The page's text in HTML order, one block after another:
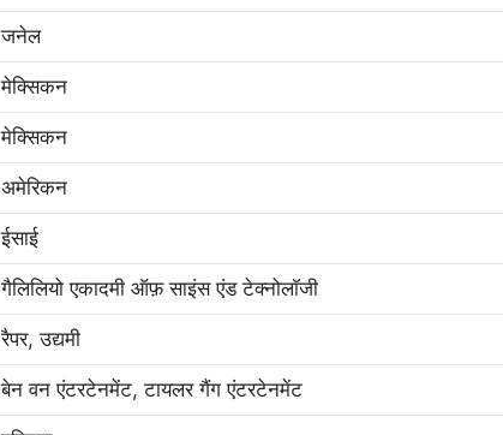
जनेल
मेक्सिकन
मेक्सिकन
अमेरिकन
ईसाई
गैलिलियो एकादमी ऑफ़ साइंस एंड टेक्नोलॉजी
रैपर, उद्यमी
बेन वन एंटरटेनमेंट, टायलर गैंग एंटरटेनमेंट